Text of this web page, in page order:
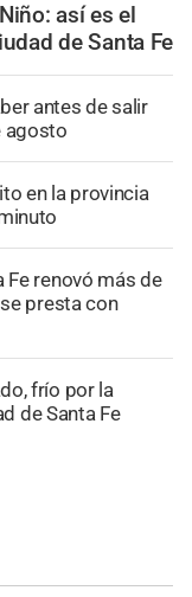
así es el
de Santa Fe
antes de salir
agosto
en la provincia
Fe renovó más de
presta con
frío por la
de Santa Fe